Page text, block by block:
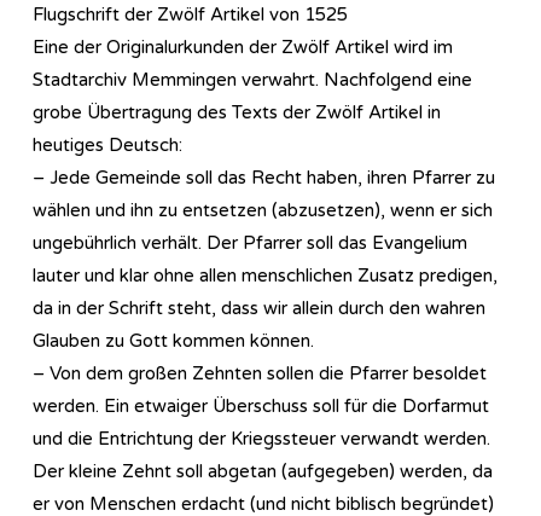
Flugschrift der Zwölf Artikel von 1525
Eine der Originalurkunden der Zwölf Artikel wird im
Stadtarchiv Memmingen verwahrt. Nachfolgend eine
grobe Übertragung des Texts der Zwölf Artikel in
heutiges Deutsch:
– Jede Gemeinde soll das Recht haben, ihren Pfarrer zu
wählen und ihn zu entsetzen (abzusetzen), wenn er sich
ungebührlich verhält. Der Pfarrer soll das Evangelium
lauter und klar ohne allen menschlichen Zusatz predigen,
da in der Schrift steht, dass wir allein durch den wahren
Glauben zu Gott kommen können.
– Von dem großen Zehnten sollen die Pfarrer besoldet
werden. Ein etwaiger Überschuss soll für die Dorfarmut
und die Entrichtung der Kriegssteuer verwandt werden.
Der kleine Zehnt soll abgetan (aufgegeben) werden, da
er von Menschen erdacht (und nicht biblisch begründet)